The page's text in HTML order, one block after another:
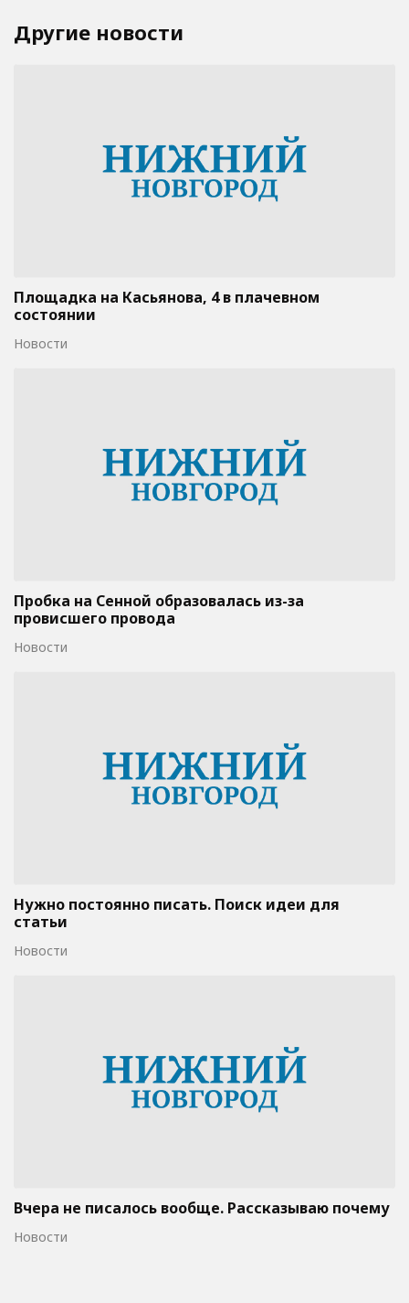
Другие новости
Площадка на Касьянова, 4 в плачевном
состоянии
Новости
Пробка на Сенной образовалась из-за
провисшего провода
Новости
Нужно постоянно писать. Поиск идеи для
статьи
Новости
Вчера не писалось вообще. Рассказываю почему
Новости